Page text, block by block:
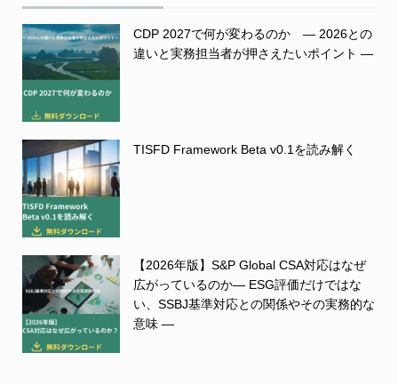
CDP 2027で何が変わるのか ― 2026との
違いと実務担当者が押さえたいポイント ―
TISFD Framework Beta v0.1を読み解く
【2026年版】S&P Global CSA対応はなぜ
広がっているのか― ESG評価だけではな
い、SSBJ基準対応との関係やその実務的な
意味 ―